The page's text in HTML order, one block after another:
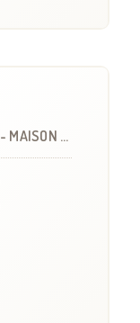
- MAISON DE REPOS